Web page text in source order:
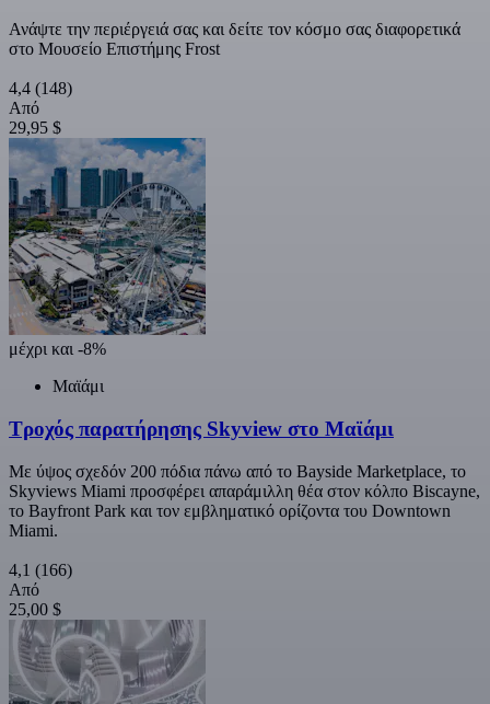
Ανάψτε την περιέργειά σας και δείτε τον κόσμο σας διαφορετικά
στο Μουσείο Επιστήμης Frost
4,4 (148)
Από
29,95 $
μέχρι και -8%
Μαϊάμι
Τροχός παρατήρησης Skyview στο Μαϊάμι
Με ύψος σχεδόν 200 πόδια πάνω από το Bayside Marketplace, το
Skyviews Miami προσφέρει απαράμιλλη θέα στον κόλπο Biscayne,
το Bayfront Park και τον εμβληματικό ορίζοντα του Downtown
Miami.
4,1 (166)
Από
25,00 $